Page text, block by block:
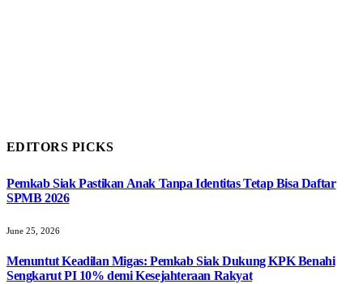
EDITORS PICKS
Pemkab Siak Pastikan Anak Tanpa Identitas Tetap Bisa Daftar
SPMB 2026
June 25, 2026
Menuntut Keadilan Migas: Pemkab Siak Dukung KPK Benahi
Sengkarut PI 10% demi Kesejahteraan Rakyat